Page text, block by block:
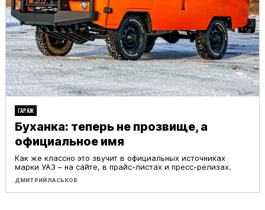
ГАРАЖ
Буханка: теперь не прозвище, а
официальное имя
ДМИТРИЙ ЛАСЬКОВ
Как же классно это звучит в официальных источниках
марки УАЗ – на сайте, в прайс-листах и пресс-релизах.